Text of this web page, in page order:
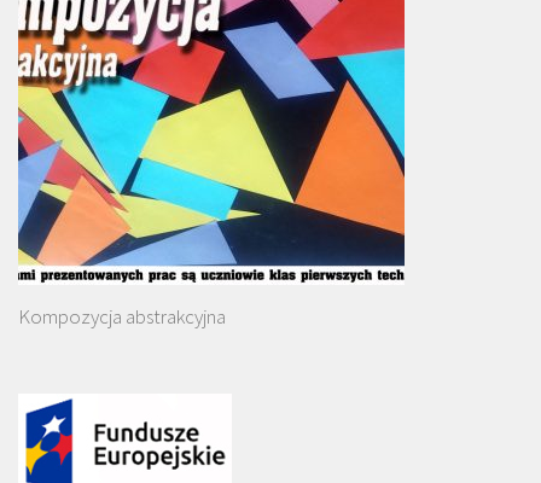
Kompozycja abstrakcyjna